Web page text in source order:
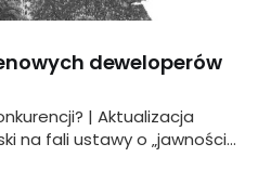
deweloperów
| Aktualizacja
na fali ustawy o „jawności